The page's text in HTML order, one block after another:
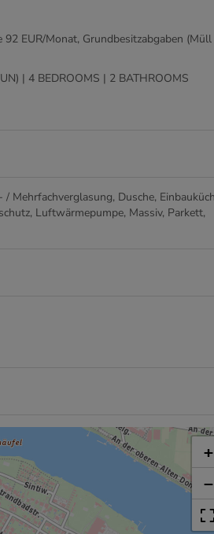
EUR/Monat, Grundbesitzabgaben (Müll
| 4 BEDROOMS | 2 BATHROOMS
/ Mehrfachverglasung Dusche
Luftwärmepumpe Massiv Parkett
+
−